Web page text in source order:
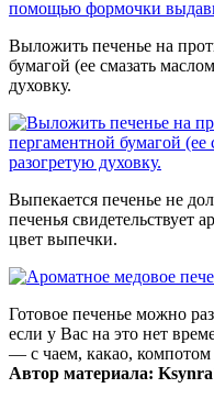
Выложить печенье на
бумагой (ее смазать
духовку.
Выпекается печенье не
печенья свидетельствует
цвет выпечки.
Готовое печенье можно
если у Вас на это нет
— с чаем, какао, компотом
Автор материала: